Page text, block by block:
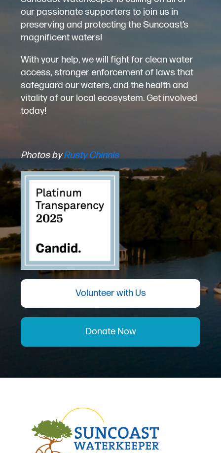
our passionate supporters to join us in
preserving and protecting the Suncoast’s
magnificent waters!
With your help, we will fight for clean water
access, stronger enforcement of laws that
safeguard our waters, and the health and
vitality of our local ecosystem. Get involved
today!
Photos byRusty Chinnis
Volunteer with Us
Donate Now